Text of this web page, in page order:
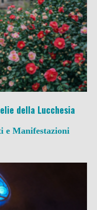
della Lucchesia
e Manifestazioni